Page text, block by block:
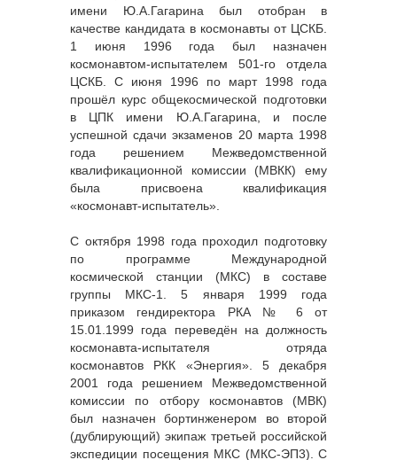
имени Ю.А.Гагарина был отобран в
качестве кандидата в космонавты от ЦСКБ.
1 июня 1996 года был назначен
космонавтом-испытателем 501-го отдела
ЦСКБ. С июня 1996 по март 1998 года
прошёл курс общекосмической подготовки
в ЦПК имени Ю.А.Гагарина, и после
успешной сдачи экзаменов 20 марта 1998
года решением Межведомственной
квалификационной комиссии (МВКК) ему
была присвоена квалификация
«космонавт-испытатель».
С октября 1998 года проходил подготовку
по программе Международной
космической станции (МКС) в составе
группы МКС-1. 5 января 1999 года
приказом гендиректора РКА № 6 от
15.01.1999 года переведён на должность
космонавта-испытателя отряда
космонавтов РКК «Энергия». 5 декабря
2001 года решением Межведомственной
комиссии по отбору космонавтов (МВК)
был назначен бортинженером во второй
(дублирующий) экипаж третьей российской
экспедиции посещения МКС (МКС-ЭП3). С